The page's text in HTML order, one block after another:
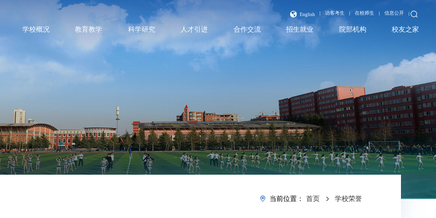
English 访客考生 在校师生 信息公开
学校概况 教育教学 科学研究 人才引进 合作交流 招生就业 院部机构 校友之家
当前位置： 首页 学校荣誉